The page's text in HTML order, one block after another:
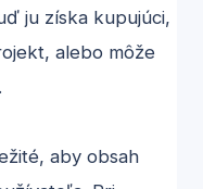
ju získa kupujúci,
alebo môže
aby obsah